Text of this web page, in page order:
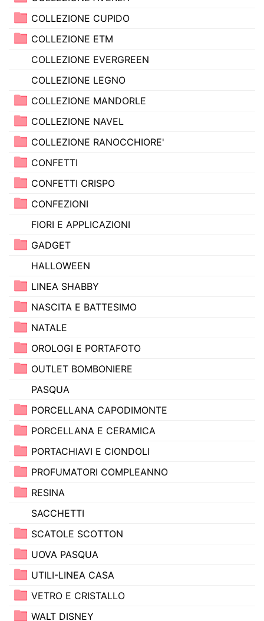
COLLEZIONE CUPIDO
COLLEZIONE ETM
COLLEZIONE EVERGREEN
COLLEZIONE LEGNO
COLLEZIONE MANDORLE
COLLEZIONE NAVEL
COLLEZIONE RANOCCHIORE'
CONFETTI
CONFETTI CRISPO
CONFEZIONI
FIORI E APPLICAZIONI
GADGET
HALLOWEEN
LINEA SHABBY
NASCITA E BATTESIMO
NATALE
OROLOGI E PORTAFOTO
OUTLET BOMBONIERE
PASQUA
PORCELLANA CAPODIMONTE
PORCELLANA E CERAMICA
PORTACHIAVI E CIONDOLI
PROFUMATORI COMPLEANNO
RESINA
SACCHETTI
SCATOLE SCOTTON
UOVA PASQUA
UTILI-LINEA CASA
VETRO E CRISTALLO
WALT DISNEY